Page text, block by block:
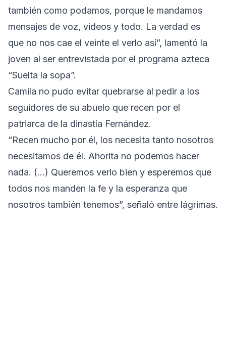
también como podamos, porque le mandamos
mensajes de voz, videos y todo. La verdad es
que no nos cae el veinte el verlo así”, lamentó la
joven al ser entrevistada por el programa azteca
“Suelta la sopa”.
Camila no pudo evitar quebrarse al pedir a los
seguidores de su abuelo que recen por el
patriarca de la dinastía Fernández.
“Recen mucho por él, los necesita tanto nosotros
necesitamos de él. Ahorita no podemos hacer
nada. (…) Queremos verlo bien y esperemos que
todos nos manden la fe y la esperanza que
nosotros también tenemos”, señaló entre lágrimas.